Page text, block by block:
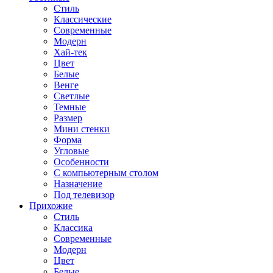
Стиль
Классические
Современные
Модерн
Хай-тек
Цвет
Белые
Венге
Светлые
Темные
Размер
Мини стенки
Форма
Угловые
Особенности
С компьютерным столом
Назначение
Под телевизор
Прихожие
Стиль
Классика
Современные
Модерн
Цвет